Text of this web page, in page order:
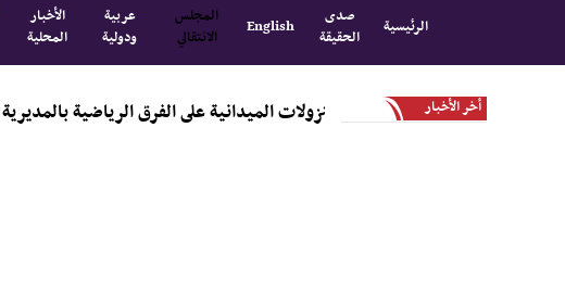
الرئيسية
صدى
الحقيقة
English
المجلس
الانتقالي
عربية
ودولية
الأخبار
المحلية
أخر الأخبار
الأولى من النزولات الميدانية على الفرق الرياضية بالمديرية